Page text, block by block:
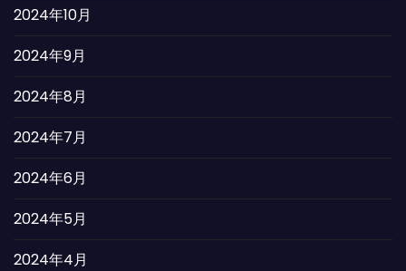
2024年10月
2024年9月
2024年8月
2024年7月
2024年6月
2024年5月
2024年4月